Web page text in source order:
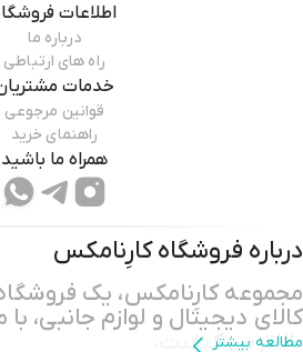
اطلاعات
درباره ما
راه های ارتباطی
خدمات
قوانین مرجوعی
راهنمای خرید
همراه ما باشید
درباره فروشگاهکارِنامکس
مجموعه کارِنامکس، یک فروشگاه
کالای دیجیتال و لوازم جانبی،
بالاترین کیفیت،
مطالعه بیشتر